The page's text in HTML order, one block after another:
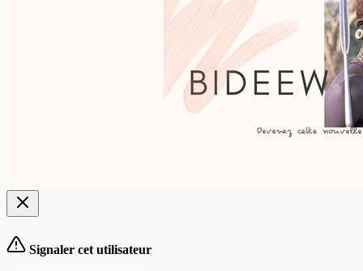
Signaler cet utilisateur